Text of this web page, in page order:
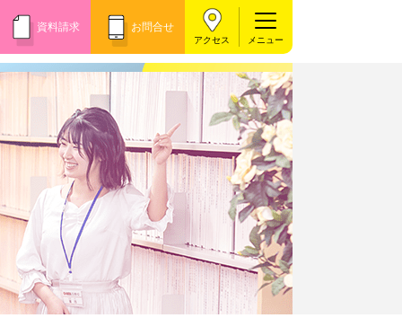
資料請求 お問合せ
アクセス